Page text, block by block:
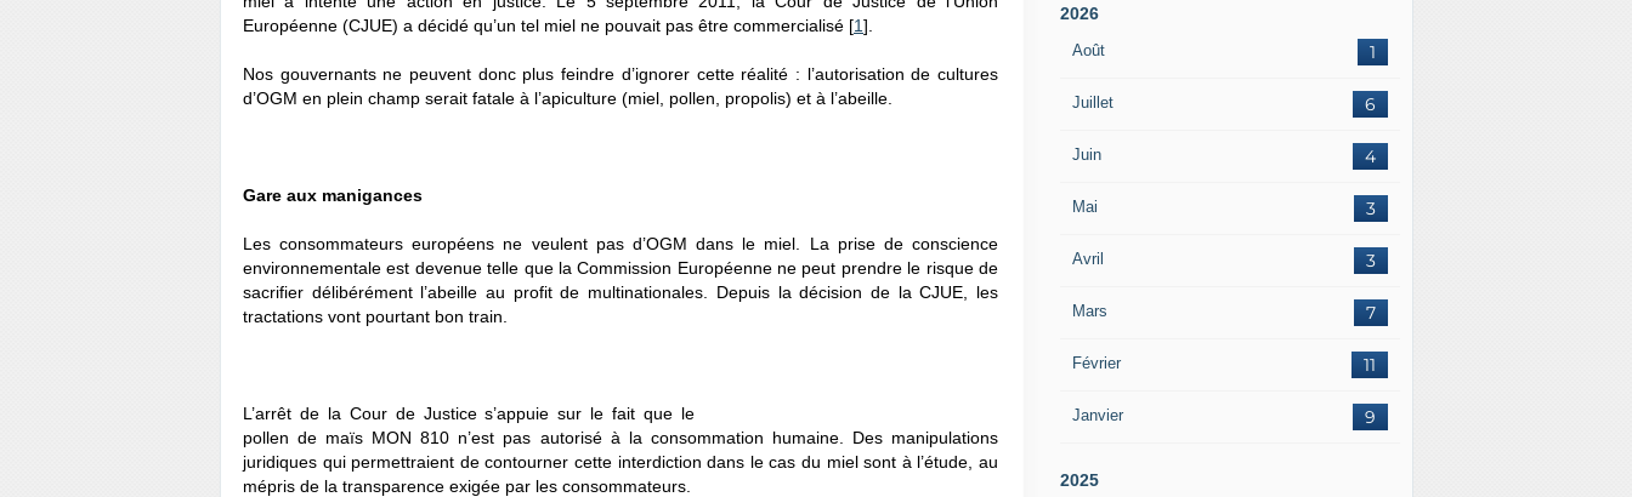
Européenne (CJUE) a décidé qu’un tel miel ne pouvait pas être commercialisé [1].
Nos gouvernants ne peuvent donc plus feindre d’ignorer cette réalité : l’autorisation de cultures
d’OGM en plein champ serait fatale à l’apiculture (miel, pollen, propolis) et à l’abeille.
Gare aux manigances
Les consommateurs européens ne veulent pas d’OGM dans le miel. La prise de conscience
environnementale est devenue telle que la Commission Européenne ne peut prendre le risque de
sacrifier délibérément l’abeille au profit de multinationales. Depuis la décision de la CJUE, les
tractations vont pourtant bon train.
L’arrêt de la Cour de Justice s’appuie sur le fait que le
pollen de maïs MON 810 n’est pas autorisé à la consommation humaine. Des manipulations
juridiques qui permettraient de contourner cette interdiction dans le cas du miel sont à l’étude, au
mépris de la transparence exigée par les consommateurs.
2026
Août 1
Juillet 6
Juin 4
Mai 3
Avril 3
Mars 7
Février 11
Janvier 9
2025